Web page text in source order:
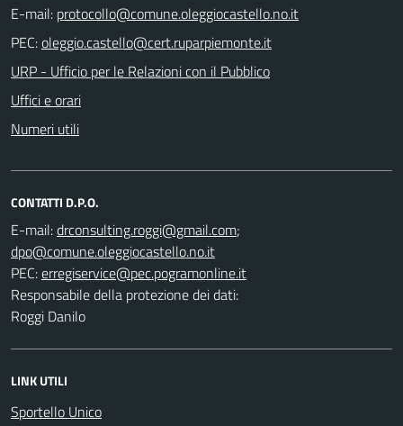
E-mail:
PEC:
URP - Ufficio per le Relazioni con il Pubblico
Uffici e orari
Numeri utili
CONTATTI D.P.O.
E-mail:
;
PEC:
Responsabile della protezione dei dati:
Roggi Danilo
LINK UTILI
Sportello Unico